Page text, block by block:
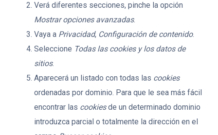
Verá diferentes secciones, pinche la opción
Mostrar opciones avanzadas.
Vaya a Privacidad, Configuración de contenido.
Seleccione Todas las cookiesy los datos de
sitios.
Aparecerá un listado con todas las cookies
ordenadas por dominio. Para que le sea más fácil
encontrar las cookiesde un determinado dominio
introduzca parcial o totalmente la dirección en el